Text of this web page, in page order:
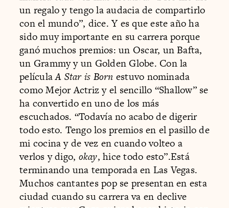
un regalo y tengo la audacia de compartirlo
con el mundo”, dice. Y es que este año ha
sido muy importante en su carrera porque
ganó muchos premios: un Oscar, un Bafta,
un Grammy y un Golden Globe. Con la
películaA Star is Born estuvo nominada
como Mejor Actriz y el sencillo “Shallow” se
ha convertido en uno de los más
escuchados. “Todavía no acabo de digerir
todo esto. Tengo los premios en el pasillo de
mi cocina y de vez en cuando volteo a
verlos y digo, okay, hice todo esto”.Está
terminando una temporada en Las Vegas.
Muchos cantantes pop se presentan en esta
ciudad cuando su carrera va en declive